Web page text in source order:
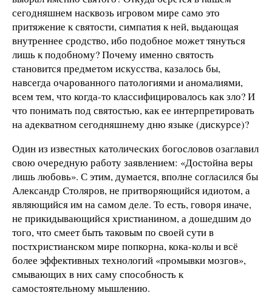
сегодняшнем насквозь игровом мире само это
притяжение к святости, симпатия к ней, выдающая
внутреннее сродство, ибо подобное может тянуться
лишь к подобному? Почему именно святость
становится предметом искусства, казалось бы,
навсегда очарованного патологиями и аномалиями,
всем тем, что когда-то классифицировалось как зло? И
что понимать под святостью, как ее интерпретировать
на адекватном сегодняшнему дню языке (дискурсе)?
Один из известных католических богословов озаглавил
свою очередную работу заявлением: «Достойна веры
лишь любовь». С этим, думается, вполне согласился бы
Александр Столяров, не притворяющийся идиотом, а
являющийся им на самом деле. То есть, говоря иначе,
не прикидывающийся христианином, а дошедшим до
того, что смеет быть таковым по своей сути в
постхристианском мире попкорна, кока-колы и всё
более эффективных технологий «промывки мозгов»,
смывающих в них саму способность к
самостоятельному мышлению.